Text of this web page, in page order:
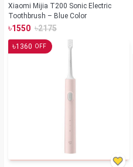
Xiaomi Mijia T200 Sonic Electric
Toothbrush – Blue Color
৳1550 ৳2175
৳1360 OFF